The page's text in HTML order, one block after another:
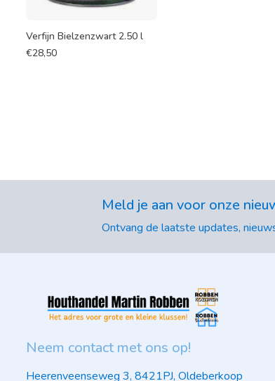
Verfijn Bielzenzwart 2.50 l
€28,50
Meld je aan voor onze
Ontvang de laatste updates,
Neem contact met ons op!
Heerenveenseweg 3, 8421PJ, Oldeberkoop